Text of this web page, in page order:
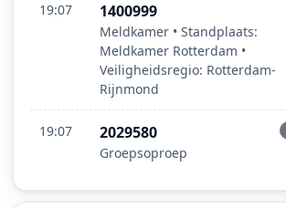
19:07 1400999
Meldkamer • Standplaats:
Meldkamer Rotterdam •
Veiligheidsregio: Rotterdam-
Rijnmond
19:07 2029580
Groepsoproep